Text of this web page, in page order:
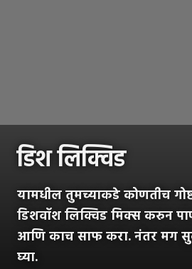
डिश लिक्विड
यामधील तुमच्याकडे कोणतीच
डिशवॉश लिक्विड मिक्स करुन
आणि काच साफ करा. नंतर मग
घ्या.